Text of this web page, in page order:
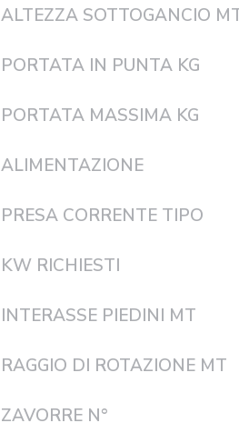
ALTEZZA SOTTOGANCIO
PORTATA IN PUNTA KG
PORTATA MASSIMA KG
ALIMENTAZIONE
PRESA CORRENTE TIPO
KW RICHIESTI
INTERASSE PIEDINI MT
RAGGIO DI ROTAZIONE MT
ZAVORRE N°